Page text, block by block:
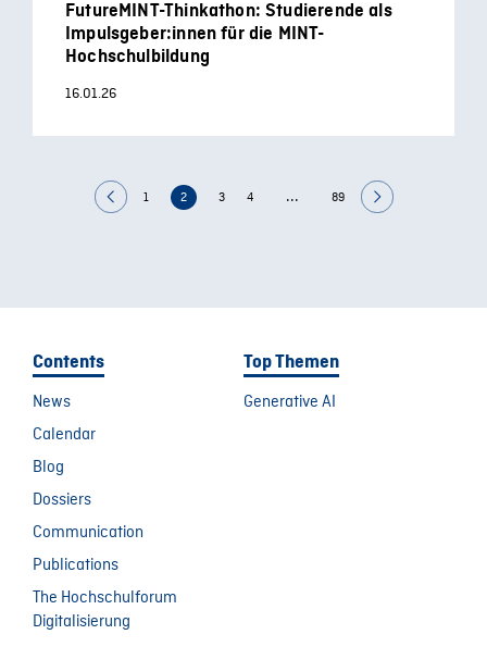
FutureMINT-Thinkathon: Studierende als
Impulsgeber:innen für die MINT-
Hochschulbildung
16.01.26
1 2 3 4 ... 89
Contents
News
Calendar
Blog
Dossiers
Communication
Publications
The Hochschulforum
Digitalisierung
Top Themen
Generative AI